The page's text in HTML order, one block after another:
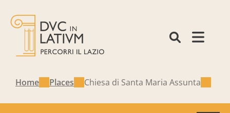
Home Places Chiesa di Santa Maria Assunta